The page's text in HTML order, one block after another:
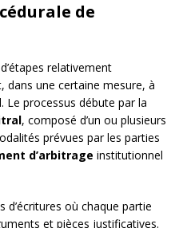
de
relativement
dans une certaine mesure, à
Le processus débute par la
, composé d’un ou plusieurs
prévues par les parties
d’arbitrage institutionnel
d’écritures où chaque partie
et pièces justificatives.